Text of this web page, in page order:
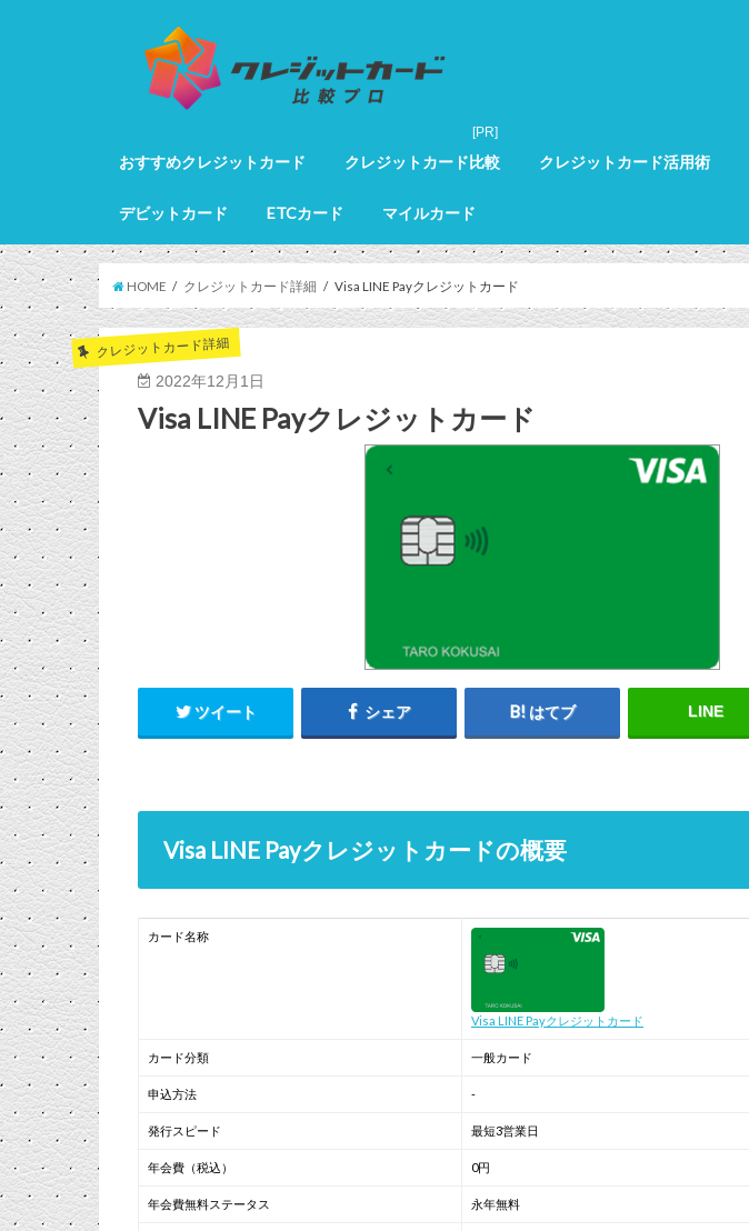
おすすめクレジットカード
クレジットカード全カードランキング
クレジットカードランキング
ゴールドカードランキング
プラチナカードランキング
ブラックカードランキング
クレジットカード比較
クレジットカード詳細
クレジットカード活用術
デビットカード
デビットカード比較
デビットカードランキング
ETCカード マイルカード
マイルカードランキング
HOME クレジットカード詳細 Visa LINE Payクレジットカード
クレジットカード詳細
2022年12月1日
Visa LINE Payクレジットカード
ツイート シェア はてブ LINE
Visa LINE Payクレジットカードの概要
カード名称
Visa LINE Payクレジットカード
カード分類 一般カード
申込方法 -
発行スピード 最短3営業日
年会費（税込） 0円
年会費無料ステータス 永年無料